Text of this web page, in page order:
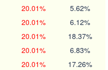
20.01% 5.62%
20.01% 6.12%
20.01% 18.37%
20.01% 6.83%
20.01% 17.26%